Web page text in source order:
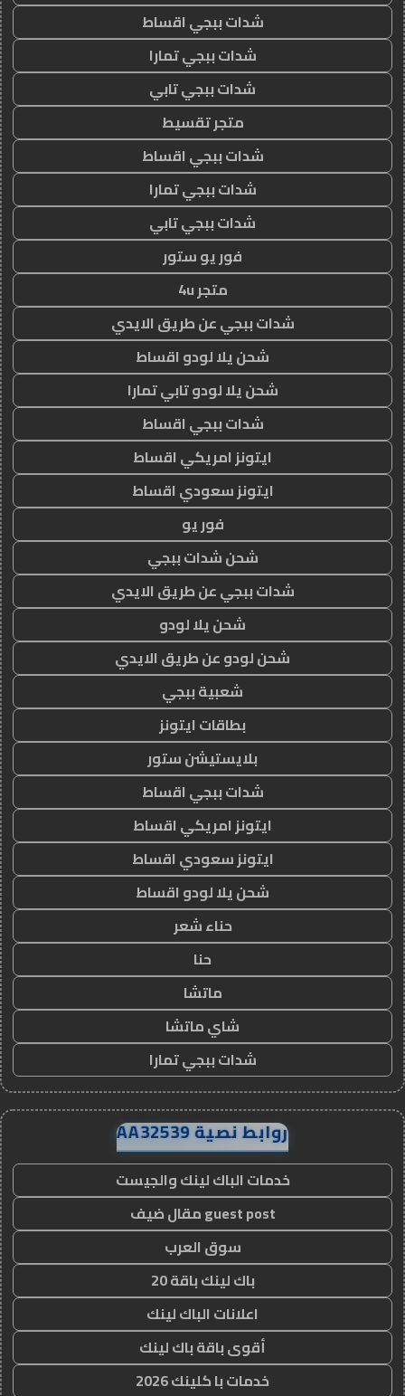
شدات ببجي اقساط
شدات ببجي تمارا
شدات ببجي تابي
متجر تقسيط
شدات ببجي اقساط
شدات ببجي تمارا
شدات ببجي تابي
فور يو ستور
متجر 4u
شدات ببجي عن طريق الايدي
شحن يلا لودو اقساط
شحن يلا لودو تابي تمارا
شدات ببجي اقساط
ايتونز امريكي اقساط
ايتونز سعودي اقساط
فور يو
شحن شدات ببجي
شدات ببجي عن طريق الايدي
شحن يلا لودو
شحن لودو عن طريق الايدي
شعبية ببجي
بطاقات ايتونز
بلايستيشن ستور
شدات ببجي اقساط
ايتونز امريكي اقساط
ايتونز سعودي اقساط
شحن يلا لودو اقساط
حناء شعر
حنا
ماتشا
شاي ماتشا
شدات ببجي تمارا
روابط نصية AA32539
خدمات الباك لينك والجيست
guest post مقال ضيف
سوق العرب
باك لينك باقة 20
اعلانات الباك لينك
أقوى باقة باك لينك
خدمات با كلينك 2026